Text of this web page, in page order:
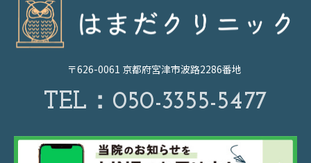
〒626-0061 京都府宮津市波路2286番地
TEL： 050-3355-5477